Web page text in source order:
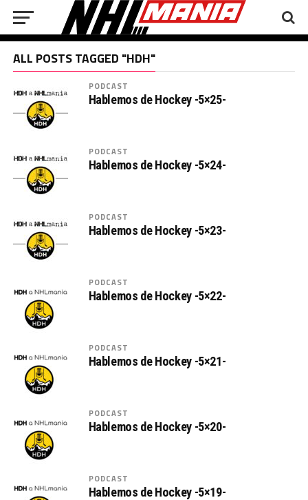
ALL POSTS TAGGED "HDH"
PODCAST
Hablemos de Hockey -5×25-
PODCAST
Hablemos de Hockey -5×24-
PODCAST
Hablemos de Hockey -5×23-
PODCAST
Hablemos de Hockey -5×22-
PODCAST
Hablemos de Hockey -5×21-
PODCAST
Hablemos de Hockey -5×20-
PODCAST
Hablemos de Hockey -5×19-